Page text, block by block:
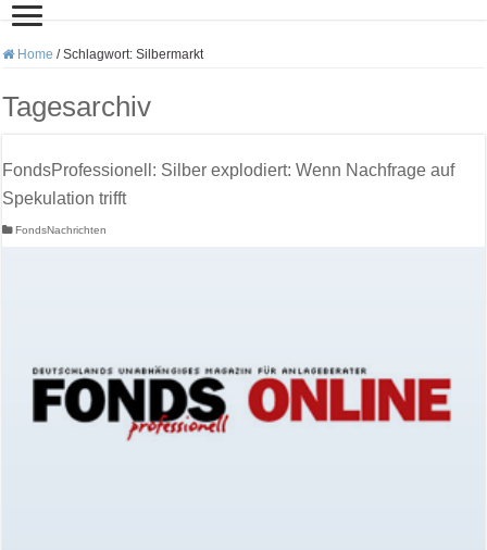
Home / Schlagwort:Silbermarkt
Tagesarchiv
FondsProfessionell: Silber explodiert: Wenn Nachfrage auf
Spekulation trifft
FondsNachrichten